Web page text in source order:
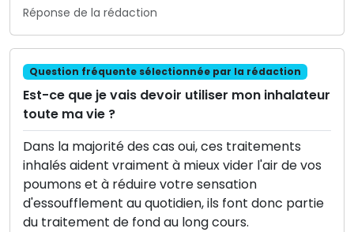
Réponse de la rédaction
Question fréquente sélectionnée par la rédaction
Est-ce que je vais devoir utiliser mon inhalateur
toute ma vie ?
Dans la majorité des cas oui, ces traitements
inhalés aident vraiment à mieux vider l'air de vos
poumons et à réduire votre sensation
d'essoufflement au quotidien, ils font donc partie
du traitement de fond au long cours.